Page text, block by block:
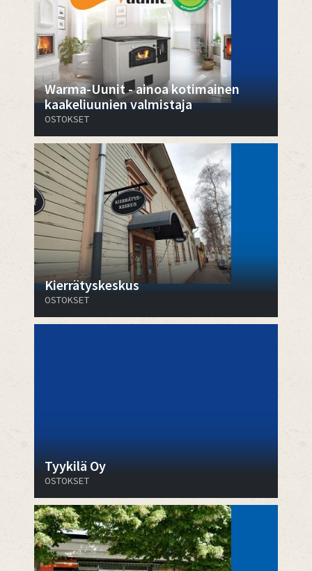
Warma-Uunit - ainoa kotimainen
kaakeliuunien valmistaja
OSTOKSET
Kierrätyskeskus
OSTOKSET
Tyykilä Oy
OSTOKSET